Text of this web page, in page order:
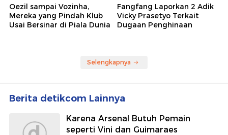
Oezil sampai Vozinha,
Mereka yang Pindah Klub
Usai Bersinar di Piala Dunia
Fangfang Laporkan 2 Adik
Vicky Prasetyo Terkait
Dugaan Penghinaan
Selengkapnya
Berita detikcom Lainnya
Karena Arsenal Butuh Pemain
seperti Vini dan Guimaraes